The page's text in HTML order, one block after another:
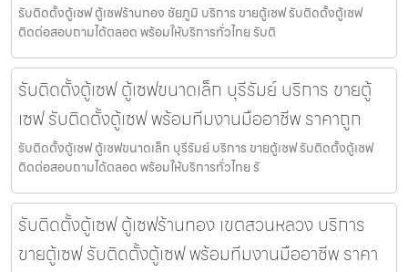
รับติดตั้งตู้เซฟ ตู้เซฟร้านทอง ชัยภูมิ บริการ ขายตู้เซฟ รับติดตั้งตู้เซฟ
ติดต่อสอบถามได้ตลอด พร้อมให้บริการทั่วไทย รับติ
รับติดตั้งตู้เซฟ ตู้เซฟขนาดเล็ก บุรีรัมย์ บริการ ขายตู้
เซฟ รับติดตั้งตู้เซฟ พร้อมทีมงานมืออาชีพ ราคาถูก
รับติดตั้งตู้เซฟ ตู้เซฟขนาดเล็ก บุรีรัมย์ บริการ ขายตู้เซฟ รับติดตั้งตู้เซฟ
ติดต่อสอบถามได้ตลอด พร้อมให้บริการทั่วไทย รั
รับติดตั้งตู้เซฟ ตู้เซฟร้านทอง เขตสวนหลวง บริการ
ขายตู้เซฟ รับติดตั้งตู้เซฟ พร้อมทีมงานมืออาชีพ ราคา